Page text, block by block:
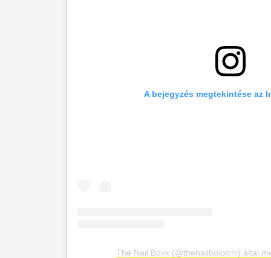
A bejegyzés megtekintése az
The Nail Boxx (@thenailboxxchi) által